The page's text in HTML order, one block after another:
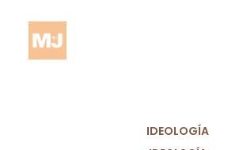
IDEOLOGÍA